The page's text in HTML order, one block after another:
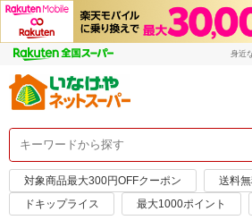
身近
対象商品最大300円OFFクーポン 送料
ドキップライス
最大1000ポイント